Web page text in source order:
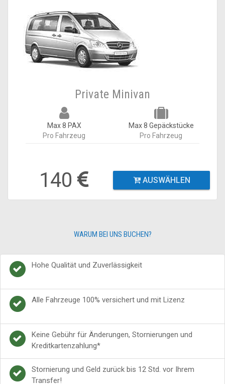
Private Minivan
Max 8 PAX
Pro Fahrzeug
Max 8 Gepäckstücke
Pro Fahrzeug
140 AUSWÄHLEN
WARUM BEI UNS BUCHEN?
Hohe Qualität und Zuverlässigkeit
Alle Fahrzeuge 100% versichert und mit Lizenz
Keine Gebühr für Änderungen, Stornierungen und
Kreditkartenzahlung*
Stornierung und Geld zurück bis 12 Std. vor Ihrem
Transfer!